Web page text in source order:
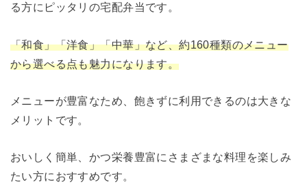
る方にピッタリの宅配弁当です。
「和食」「洋食」「中華」など、約160種類のメニュー
から選べる点も魅力になります。
メニューが豊富なため、飽きずに利用できるのは大きな
メリットです。
おいしく簡単、かつ栄養豊富にさまざまな料理を楽しみ
たい方におすすめです。